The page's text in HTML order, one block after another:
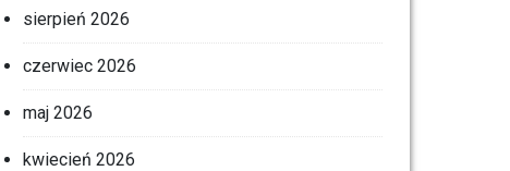
sierpień 2026
czerwiec 2026
maj 2026
kwiecień 2026